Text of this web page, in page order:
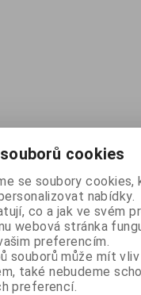
cookies
se soubory cookies,
nabídky.
co a jak ve svém
webová stránka
preferencím.
souborů může mít
také nebudeme
preferencí.